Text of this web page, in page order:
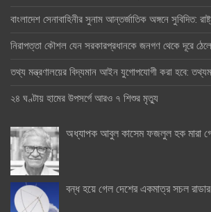
বাংলাদেশ সেনাবাহিনীর সুনাম আন্তর্জাতিক অঙ্গনে সুবিদিত:
নিরাপত্তা কৌশল যেন সরকারপ্রধানকে জনগণ থেকে দূরে ঠেলে
তথ্য মন্ত্রণালয়ের বিদ্যমান আইন যুগোপযোগী করা হবে:
২৪ ঘণ্টায় হামের উপসর্গে আরও ৭ শিশুর মৃত্যু
অধ্যাপক আবুল কাসেম ফজলুল হক মারা
বন্ধ হয়ে গেল দেশের একমাত্র সচল রাডার